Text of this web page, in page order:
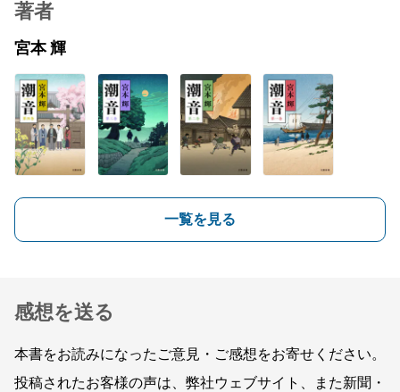
著者
宮本 輝
一覧を見る
感想を送る
本書をお読みになったご意見・ご感想をお寄せください。
投稿されたお客様の声は、弊社ウェブサイト、また新聞・